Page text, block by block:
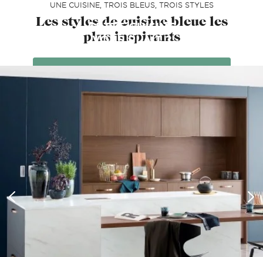
CETTE CUISINE
VOUS PLAÎT ?
PRENDRE RENDEZ-VOUS
UNE CUISINE, TROIS BLEUS, TROIS STYLES
Les styles de cuisine bleue les
plus inspirants